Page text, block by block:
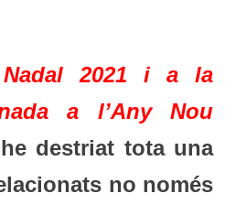
Nadal 2021 i a la
a l’Any Nou
destriat tota una
no només